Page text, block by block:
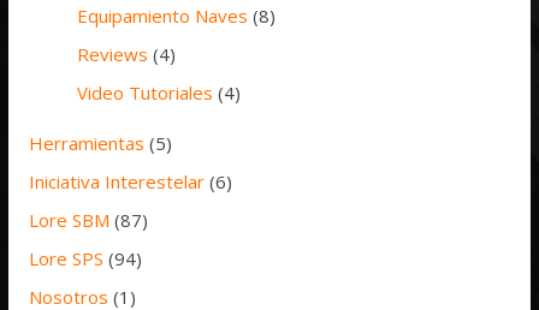
Equipamiento Naves (8)
Reviews (4)
Video Tutoriales (4)
Herramientas (5)
Iniciativa Interestelar (6)
Lore SBM (87)
Lore SPS (94)
Nosotros (1)